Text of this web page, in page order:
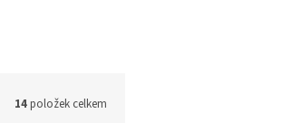
14položek celkem